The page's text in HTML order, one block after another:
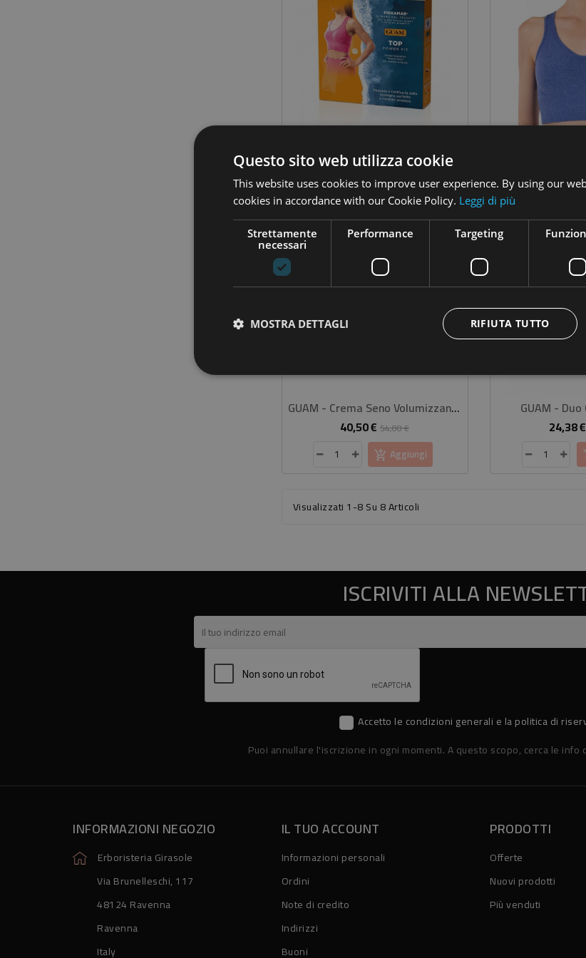
35,00 €Prezzo
Aggiungi
PREZZO SCONTATO
GUAM - Crema Seno Volumizzante
40,50 €Prezzo
base
54,00 €Prezzo
Aggiungi
GUAM -
24,38 €
Visualizzati 1-8 Su 8 Articoli
ISCRIVITI ALLA
Accetto le condizioni generali e la politica di
Puoi annullare l'iscrizione in ogni momenti. A questo scopo, cerca le
INFORMAZIONI NEGOZIO
Erboristeria Girasole
Via Brunelleschi, 117
48124 Ravenna
Ravenna
Italy
IL TUO ACCOUNT
Informazioni personali
Ordini
Note di credito
Indirizzi
Buoni
PRODOTTI
Offerte
Nuovi prodotti
Più venduti
Questo sito web utilizza cookie
This website uses cookies to improve user experience. By using our
cookies in accordance with our Cookie Policy. Leggi di più
Strettamente
necessari
Performance Targeting
RIFIUTA TUTTO
MOSTRA DETTAGLI